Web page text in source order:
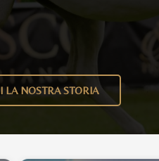
LA NOSTRA STORIA